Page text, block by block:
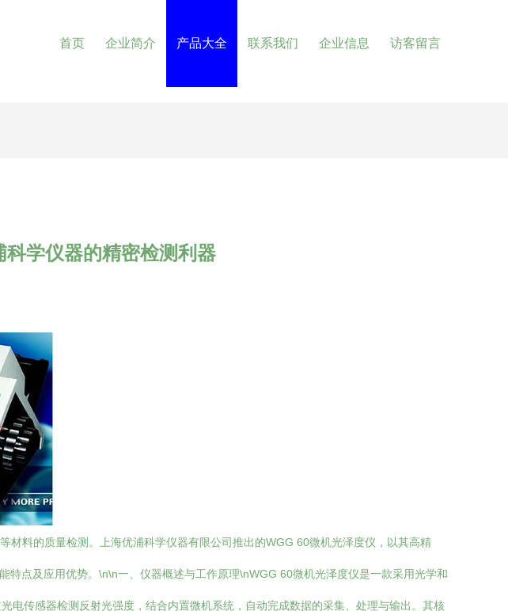
首页 企业简介 产品大全 联系我们 企业信息 访客留言
学仪器的精密检测利器
料的质量检测。上海优浦科学仪器有限公司推出的WGG 60微机光泽度仪，以其高精
点及应用优势。\n\n一、仪器概述与工作原理\nWGG 60微机光泽度仪是一款采用光学和
传感器检测反射光强度，结合内置微机系统，自动完成数据的采集、处理与输出。其核